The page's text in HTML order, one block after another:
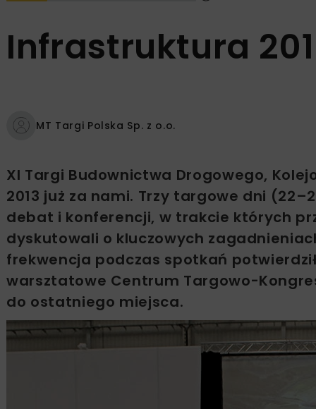
Infrastruktura
MT Targi Polska Sp. z o.o.
XI Targi Budownictwa Drogowego,
2013 już za nami. Trzy targowe dni
debat i konferencji, w trakcie których
dyskutowali o kluczowych
frekwencja podczas spotkań
warsztatowe Centrum Targowo-
do ostatniego miejsca.